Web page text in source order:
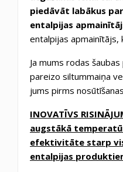
piedāvāt labākus
entalpijas
entalpijas apmainītājs,
Ja mums rodas
pareizo siltummaiņa
jums pirms
INOVATĪVS
augstākā
efektivitāte starp
entalpijas